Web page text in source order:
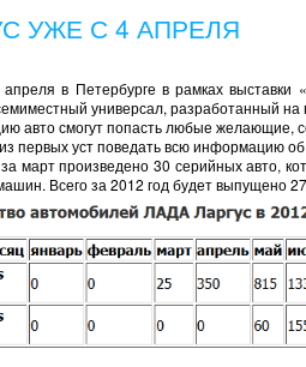
УЖЕ С 4 АПРЕЛЯ
апреля в Петербурге в рамках
универсал, разработанный
авто смогут попасть любые желающие,
первых уст поведать всю информацию
март произведено 30 серийных авто,
Всего за 2012 год будет выпущено